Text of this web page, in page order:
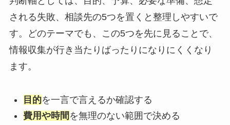
される失敗、相談先の5つを置くと整理しやすいで
す。どのテーマでも、この5つを先に見ることで、
情報収集が行き当たりばったりになりにくくなり
ます。
目的を一言で言えるか確認する
費用や時間 を無理のない範囲で決める